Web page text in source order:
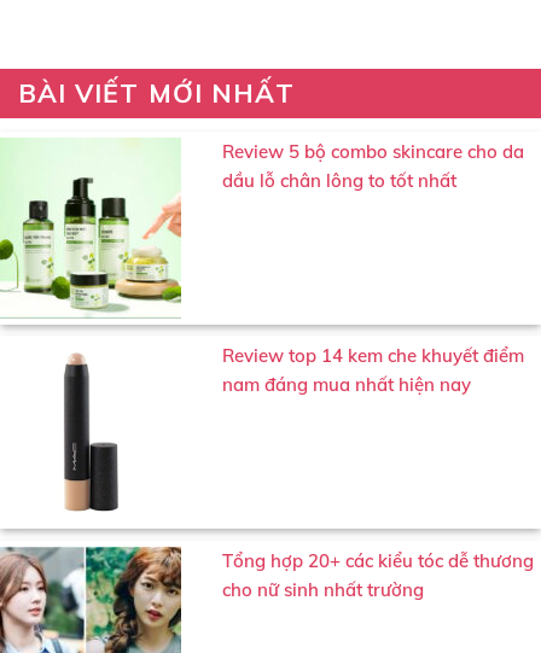
BÀI VIẾT MỚI NHẤT
Review 5 bộ combo skincare cho da
dầu lỗ chân lông to tốt nhất
Review top 14 kem che khuyết điểm
nam đáng mua nhất hiện nay
Tổng hợp 20+ các kiểu tóc dễ thương
cho nữ sinh nhất trường